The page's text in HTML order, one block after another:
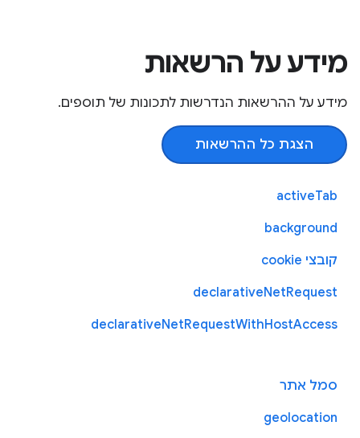
מידע על הרשאות
מידע על ההרשאות הנדרשות לתכונות של תוספים.
הצגת כל ההרשאות
activeTab
background
קובצי cookie
declarativeNetRequest
declarativeNetRequestWithHostAccess
סמל אתר
geolocation